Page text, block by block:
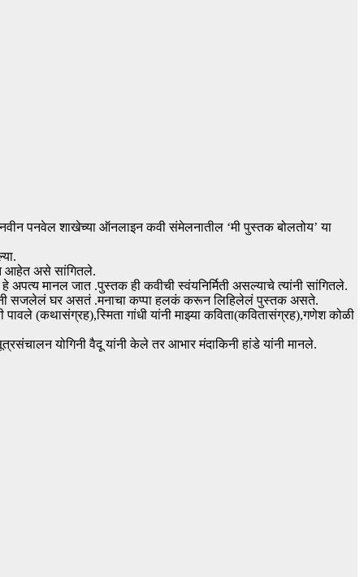
पनवेल शाखेच्या ऑनलाइन कवी संमेलनातील ‘मी पुस्तक बोलतोय’ या
आहेत असे सांगितले.
मानल जात .पुस्तक ही कवीची स्वंयनिर्मिती असल्याचे त्यांनी सांगितले.
सजलेलं घर असतं .मनाचा कप्पा हलकं करून लिहिलेलं पुस्तक असते.
(कथासंग्रह),स्मिता गांधी यांनी माझ्या कविता(कवितासंग्रह),गणेश कोळी
योगिनी वैदू यांनी केले तर आभार मंदाकिनी हांडे यांनी मानले.